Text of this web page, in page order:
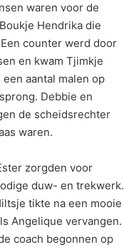
waren voor de
Hendrika die
counter werd door
en kwam Tjimkje
aantal malen op
Debbie en
de scheidsrechter
waren.
zorgden voor
duw- en trekwerk.
tikte na een mooie
Angelique vervangen.
coach begonnen op